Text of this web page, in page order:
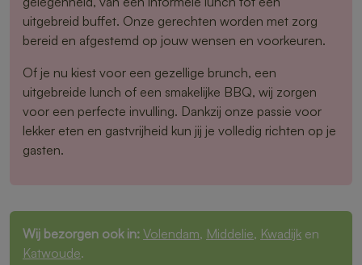
uitgebreid buffet. Onze gerechten worden met zorg
bereid en afgestemd op jouw wensen en voorkeuren.
Of je nu kiest voor een gezellige brunch, een
uitgebreide lunch of een smakelijke BBQ, wij zorgen
voor een perfecte invulling. Dankzij onze passie voor
lekker eten en gastvrijheid kun jij je volledig richten op je
gasten.
Wij bezorgen ook in: Volendam, Middelie, Kwadijk en
Katwoude.